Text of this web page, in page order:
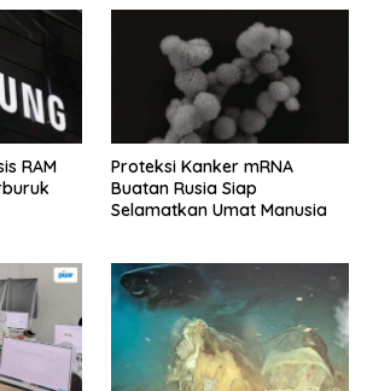
RAM
Proteksi Kanker mRNA
Buatan Rusia Siap
Selamatkan Umat Manusia